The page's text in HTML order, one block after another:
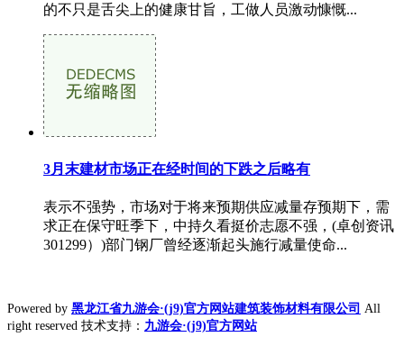
的不只是舌尖上的健康甘旨，工做人员激动慷慨...
3月末建材市场正在经时间的下跌之后略有
表示不强势，市场对于将来预期供应减量存预期下，需
求正在保守旺季下，中持久看挺价志愿不强，(卓创资讯
301299）)部门钢厂曾经逐渐起头施行减量使命...
Powered by 黑龙江省九游会·(j9)官方网站建筑装饰材料有限公司 All
right reserved 技术支持： 九游会·(j9)官方网站